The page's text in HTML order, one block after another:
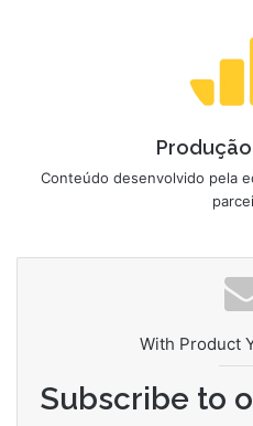
Conteúdo desenvolvido pela
With Product
Subscribe to